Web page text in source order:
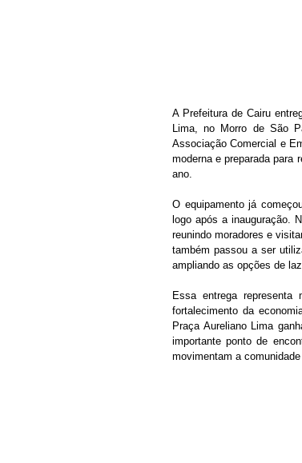
A Prefeitura de Cairu
Lima, no Morro de São
Associação Comercial e
moderna e preparada para
ano.
O equipamento já
logo após a inauguração.
reunindo moradores e
também passou a ser
ampliando as opções de
Essa entrega
fortalecimento da
Praça Aureliano Lima
importante ponto de
movimentam a